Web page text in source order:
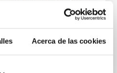
Acerca de las cookies